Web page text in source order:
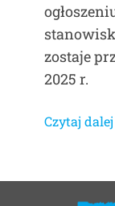
zostaje
2025 r.
Czytaj dalej